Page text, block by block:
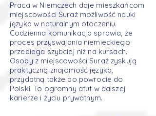
Praca w Niemczech daje mieszkańcom
miejscowości Suraż możliwość nauki
języka w naturalnym otoczeniu.
Codzienna komunikacja sprawia, że
proces przyswajania niemieckiego
przebiega szybciej niż na kursach.
Osoby z miejscowości Suraż zyskują
praktyczną znajomość języka,
przydatną także po powrocie do
Polski. To ogromny atut w dalszej
karierze i życiu prywatnym.